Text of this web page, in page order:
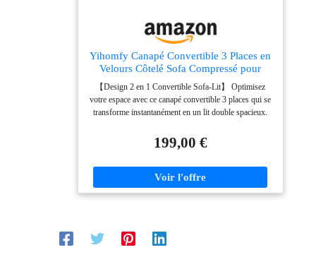
Yihomfy Canapé Convertible 3 Places en
Velours Côtelé Sofa Compressé pour
Salon Appartement Petit Espace Chambre
d'amis Minimaliste Design Canapé Lit
Modulable Clic Clac Confortable
【Design 2 en 1 Convertible Sofa-Lit】 Optimisez
votre espace avec ce canapé convertible 3 places qui se
transforme instantanément en un lit double spacieux.
d'amis, ce canapé lit modulable passe du mode détente
au mode couchage nocturne en quelques secondes
invités à l'improviste ou pour équiper un bureau à
domicile sans encombrer la pièce. 【Tissu Velours
à l'abrasion . La teinte unie est intemporelle et
199,00 €